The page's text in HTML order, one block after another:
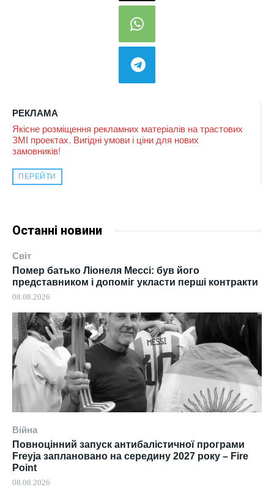
РЕКЛАМА
Якісне розміщення рекламних матеріалів на трастових
ЗМІ проектах. Вигідні умови і ціни для нових
замовників!
ПЕРЕЙТИ
Останні новини
Світ
Помер батько Ліонеля Мессі: був його
представником і допоміг укласти перші контракти
08.08.2026
Війна
Повноцінний запуск антибалістичної програми
Freyja заплановано на середину 2027 року – Fire
Point
08.08.2026